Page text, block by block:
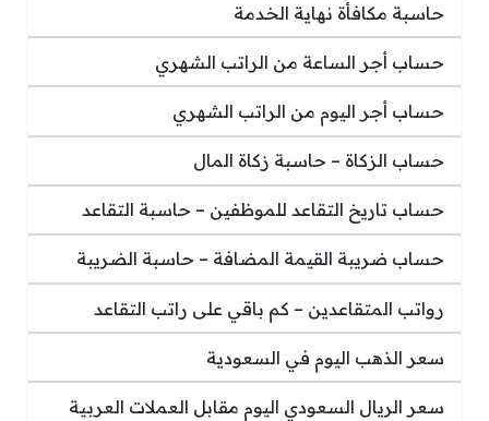
حاسبة مكافأة نهاية الخدمة
حساب أجر الساعة من الراتب الشهري
حساب أجر اليوم من الراتب الشهري
حساب الزكاة – حاسبة زكاة المال
حساب تاريخ التقاعد للموظفين – حاسبة التقاعد
حساب ضريبة القيمة المضافة – حاسبة الضريبة
رواتب المتقاعدين – كم باقي على راتب التقاعد
سعر الذهب اليوم في السعودية
سعر الريال السعودي اليوم مقابل العملات العربية